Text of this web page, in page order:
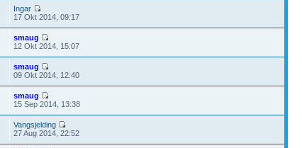
Ingar
17 Okt 2014, 09:17
smaug
12 Okt 2014, 15:07
smaug
09 Okt 2014, 12:40
smaug
15 Sep 2014, 13:38
Vangsjelding
27 Aug 2014, 22:52